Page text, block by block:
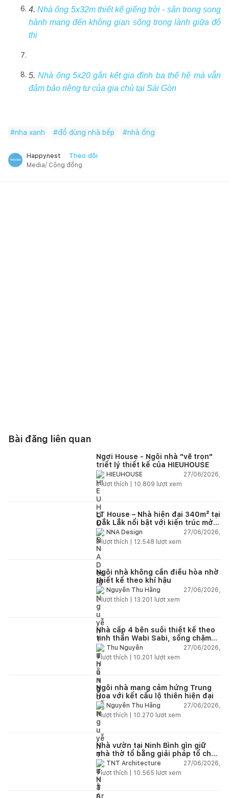
4.Nhà ống 5x32m thiết kế giếng trời - sân trong song
hành mang đến không gian sống trong lành giữa đô
thị
5.Nhà ống 5x20 gắn kết gia đình ba thế hệ mà vẫn
đảm bảo riêng tư của gia chủ tại Sài Gòn
#nha xanh #đồ dùng nhà bếp #nhà ống
Happynest Theo dõi
Media/ Cộng đồng
Bài đăng liên quan
Ngơi House - Ngôi nhà "vẽ trọn"
triết lý thiết kế của HIEUHOUSE
HIEUHOUSE
27/06/2026,
3lượt thích | 10.809 lượt xem
LT House – Nhà hiện đại 340m² tại
Đắk Lắk nổi bật với kiến trúc mở
và hệ sân vườn kết nối thiên
nhiên
NNA Design
27/06/2026,
3lượt thích | 12.548 lượt xem
Ngôi nhà không cần điều hòa nhờ
thiết kế theo khí hậu
Nguyễn Thu Hằng
27/06/2026,
2lượt thích | 13.201 lượt xem
Nhà cấp 4 bên suối thiết kế theo
tinh thần Wabi Sabi, sống chậm
giữa thiên nhiên
Thu Nguyễn
27/06/2026,
1lượt thích | 10.201 lượt xem
Ngôi nhà mang cảm hứng Trung
Hoa với kết cấu lộ thiên hiện đại
Nguyễn Thu Hằng
27/06/2026,
1lượt thích | 10.270 lượt xem
Nhà vườn tại Ninh Bình gìn giữ
nhà thờ tổ bằng giải pháp tổ chức
lại không gian
TNT Architecture
27/06/2026,
1lượt thích | 10.565 lượt xem